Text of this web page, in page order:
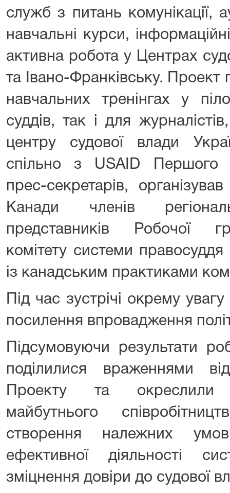
служб з питань комунікації,
навчальні курси,
активна робота у Центрах
та Івано-Франківську. Проект
навчальних тренінгах у
суддів, так і для
центру судової влади
спільно з USAID Першого
прес-секретарів,
Канади членів
представників Робочої
комітету системи
із канадським практиками
Під час зустрічі окрему
посилення впровадження
Підсумовуючи результати
поділилися враженнями
Проекту та окреслили
майбутнього
створення належних
ефективної діяльності
зміцнення довіри до судової